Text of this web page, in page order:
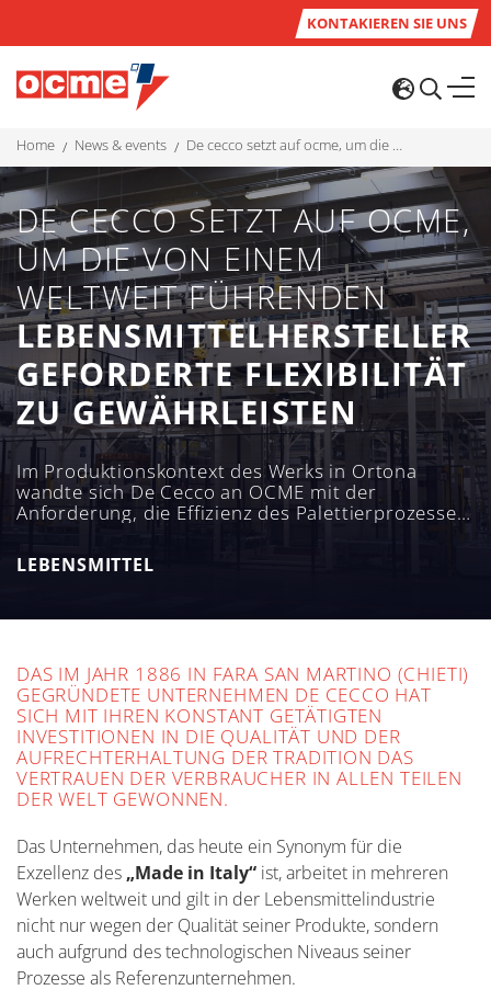
KONTAKIEREN SIE UNS
home news & events de cecco setzt auf ocme, um die von einem weltweit führenden lebensmittelhersteller geforderte flexibilität zu gewährleisten
DE CECCO SETZT AUF OCME,
UM DIE VON EINEM
WELTWEIT FÜHRENDEN
LEBENSMITTELHERSTELLER
GEFORDERTE FLEXIBILITÄT
ZU GEWÄHRLEISTEN
Im Produktionskontext des Werks in Ortona
wandte sich De Cecco an OCME mit der
Anforderung, die Effizienz des Palettierprozesses
gleichzeitig eine große Flexibilität zu
gewährleisten (eine Fähigkeit, die in der
Anlagenanforderungen „bei Bedarf“ managen zu
LEBENSMITTEL
DAS IM JAHR 1886 IN FARA SAN MARTINO (CHIETI)
GEGRÜNDETE UNTERNEHMEN DE CECCO HAT
SICH MIT IHREN KONSTANT GETÄTIGTEN
INVESTITIONEN IN DIE QUALITÄT UND DER
AUFRECHTERHALTUNG DER TRADITION DAS
VERTRAUEN DER VERBRAUCHER IN ALLEN TEILEN
DER WELT GEWONNEN.
Das Unternehmen, das heute ein Synonym für die
Exzellenz des „Made in Italy“ ist, arbeitet in mehreren
Werken weltweit und gilt in der Lebensmittelindustrie
nicht nur wegen der Qualität seiner Produkte, sondern
auch aufgrund des technologischen Niveaus seiner
Prozesse als Referenzunternehmen.